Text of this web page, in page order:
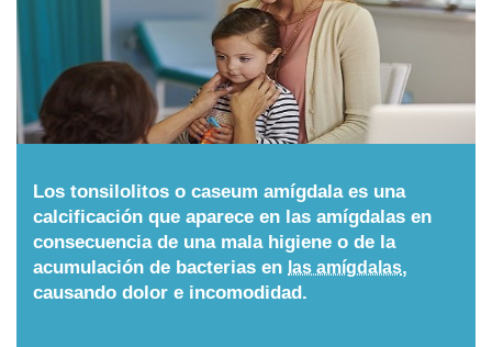
Niños
Padres
Calculadoras
Nombres
Cuentos
Los tonsilolitos o caseum amígdala es una
calcificación que aparece en las amígdalas en
consecuencia de una mala higiene o de la
acumulación de bacterias en las amígdalas,
causando dolor e incomodidad.